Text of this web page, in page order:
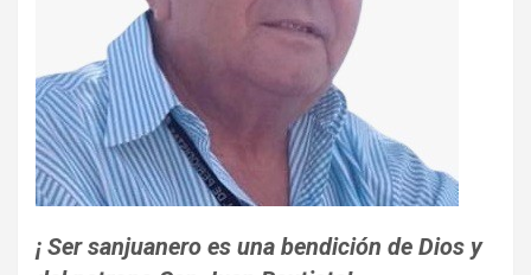
¡ Ser sanjuanero es una bendición de Dios y